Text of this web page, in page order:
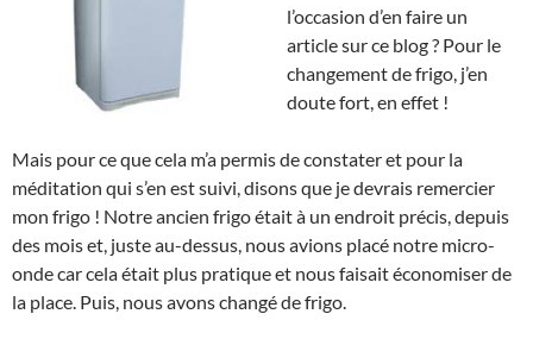
l’occasion d’en faire un
article sur ce blog ? Pour le
changement de frigo, j’en
doute fort, en effet !
Mais pour ce que cela m’a permis de constater et pour la
méditation qui s’en est suivi, disons que je devrais remercier
mon frigo ! Notre ancien frigo était à un endroit précis, depuis
des mois et, juste au-dessus, nous avions placé notre micro-
onde car cela était plus pratique et nous faisait économiser de
la place. Puis, nous avons changé de frigo.